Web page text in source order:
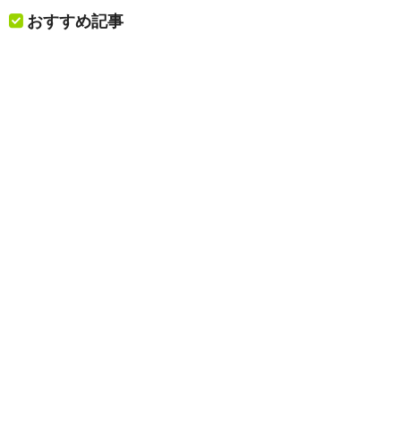
おすすめ記事